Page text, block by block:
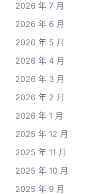
2026 年 7 月
2026 年 6 月
2026 年 5 月
2026 年 4 月
2026 年 3 月
2026 年 2 月
2026 年 1 月
2025 年 12 月
2025 年 11 月
2025 年 10 月
2025 年 9 月